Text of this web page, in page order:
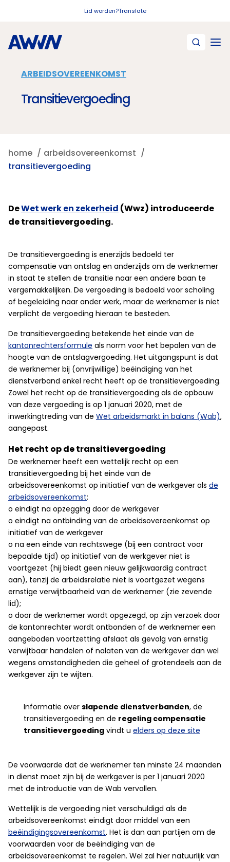
Lid worden?Translate
ARBEIDSOVEREENKOMST
Transitievergoeding
home
arbeidsovereenkomst
transitievergoeding
​DeWet werk en zekerheid (Wwz) introduceerde
de transitievergoeding.
De transitievergoeding is enerzijds bedoeld ter
compensatie van ontslag en anderzijds om de werknemer
in staat te stellen de transitie naar een andere baan te
vergemakkelijken. De vergoeding is bedoeld voor scholing
of begeleiding naar ander werk, maar de werknemer is niet
verplicht de vergoeding hieraan te besteden.
De transitievergoeding betekende het einde van de
kantonrechtersformule als norm voor het bepalen van de
hoogte van de ontslagvergoeding. Het uitgangspunt is dat
de werknemer bij (onvrijwillige) beëindiging van het
dienstverband enkel recht heeft op de transitievergoeding.
Zowel het recht op de transitievergoeding als de opbouw
van deze vergoeding is op 1 januari 2020, met de
inwerkingtreding van de Wet arbeidsmarkt in balans (Wab),
aangepast.
Het recht op de transitievergoeding
De werknemer heeft een wettelijk recht op een
transitievergoeding bij het einde van de
arbeidsovereenkomst op initiatief van de werkgever als de
arbeidsovereenkomst:
o eindigt na opzegging door de werkgever
o eindigt na ontbinding van de arbeidsovereenkomst op
initiatief van de werkgever
o na een einde van rechtswege (bij een contract voor
bepaalde tijd) op initiatief van de werkgever niet is
voortgezet (hij biedt geen nieuw gelijkwaardig contract
aan), tenzij de arbeidsrelatie niet is voortgezet wegens
ernstige verwijtbaarheid van de werknemer (zie zevende
lid);
o door de werknemer wordt opgezegd, op zijn verzoek door
de kantonrechter wordt ontbonden of de werknemer een
aangeboden voortzetting afslaat als gevolg van ernstig
verwijtbaar handelen of nalaten van de werkgever dan wel
wegens omstandigheden die geheel of grotendeels aan de
werkgever zijn te wijten.
Informatie over slapende dienstverbanden, de
transitievergoeding en de regeling compensatie
transitievergoeding vindt u elders op deze site
De voorwaarde dat de werknemer ten minste 24 maanden
in dienst moet zijn bij de werkgever is per 1 januari 2020
met de introductie van de Wab vervallen.
Wettelijk is de vergoeding niet verschuldigd als de
arbeidsovereenkomst eindigt door middel van een
beëindigingsovereenkomst. Het is dan aan partijen om de
voorwaarden voor de beëindiging van de
arbeidsovereenkomst te regelen. Wel zal hier natuurlijk van